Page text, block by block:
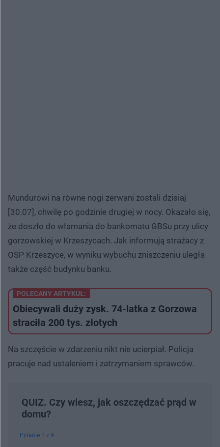
Mundurowi na równe nogi zerwani zostali dzisiaj
[30.07], chwilę po godzinie drugiej w nocy. Okazało się,
że doszło do włamania do bankomatu GBSu przy ulicy
gorzowskiej w Krzeszycach. Jak informują strażacy z
OSP Krzeszyce, w wyniku wybuchu zniszczeniu uległa
także część budynku banku.
POLECANY ARTYKUŁ:
Obiecywali duży zysk. 74-latka z Gorzowa
straciła 200 tys. złotych
Na szczęście w zdarzeniu nikt nie ucierpiał. Policja
pracuje nad ustaleniem i zatrzymaniem sprawców.
QUIZ. Czy wiesz, jak oszczędzać prąd w
domu?
Pytanie 1 z 9